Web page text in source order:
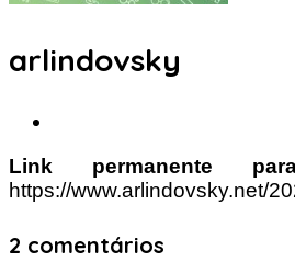
arlindovsky
Link permanente
https://www.arlindovsky.net/
2 comentários